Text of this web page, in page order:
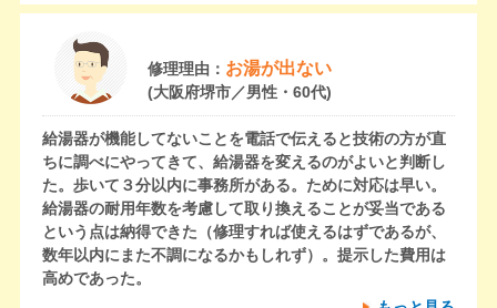
修理理由： お湯が出ない
(大阪府堺市／男性・60代)
給湯器が機能してないことを電話で伝えると技術の方が直
ちに調べにやってきて、給湯器を変えるのがよいと判断し
た。歩いて３分以内に事務所がある。ために対応は早い。
給湯器の耐用年数を考慮して取り換えることが妥当である
という点は納得できた（修理すれば使えるはずであるが、
数年以内にまた不調になるかもしれず）。提示した費用は
高めであった。